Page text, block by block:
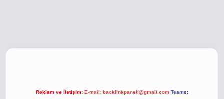
Reklam ve İletişim: E-mail: backlinkpaneli@gmail.com Teams: